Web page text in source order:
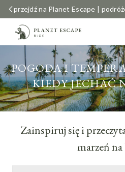
przejdź na Planet Escape |
POGODA I
KIEDY JECHAĆ
Zainspiruj się i
marzeń